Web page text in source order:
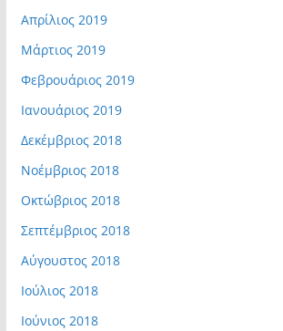
Απρίλιος 2019
Μάρτιος 2019
Φεβρουάριος 2019
Ιανουάριος 2019
Δεκέμβριος 2018
Νοέμβριος 2018
Οκτώβριος 2018
Σεπτέμβριος 2018
Αύγουστος 2018
Ιούλιος 2018
Ιούνιος 2018